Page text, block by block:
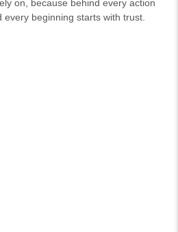
on, because behind every action
beginning starts with trust.